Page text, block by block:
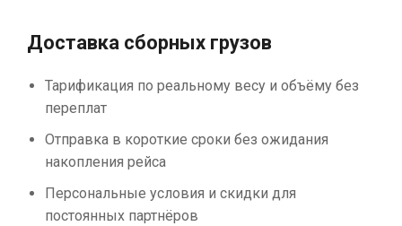
Доставка сборных грузов
Тарификация по реальному весу и объёму без
переплат
Отправка в короткие сроки без ожидания
накопления рейса
Персональные условия и скидки для
постоянных партнёров